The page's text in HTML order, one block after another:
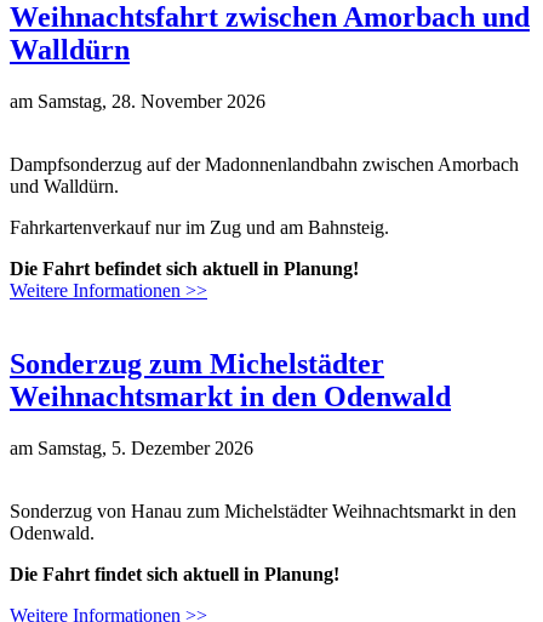
Weihnachtsfahrt zwischen Amorbach und
Walldürn
am Samstag, 28. November 2026
Dampfsonderzug auf der Madonnenlandbahn zwischen Amorbach
und Walldürn.
Fahrkartenverkauf nur im Zug und am Bahnsteig.
Die Fahrt befindet sich aktuell in Planung!
Weitere Informationen >>
Sonderzug zum Michelstädter
Weihnachtsmarkt in den Odenwald
am Samstag, 5. Dezember 2026
Sonderzug von Hanau zum Michelstädter Weihnachtsmarkt in den
Odenwald.
Die Fahrt findet sich aktuell in Planung!
Weitere Informationen >>